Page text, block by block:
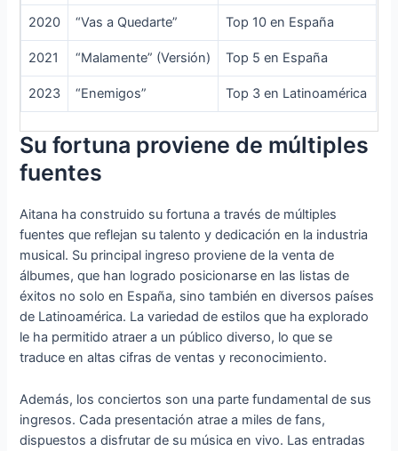
2020 “Vas a Quedarte” Top 10 en España
2021 “Malamente” (Versión) Top 5 en España
2023 “Enemigos” Top 3 en Latinoamérica
Su fortuna proviene de múltiples
fuentes
Aitana ha construido su fortuna a través de múltiples
fuentes que reflejan su talento y dedicación en la industria
musical. Su principal ingreso proviene de la venta de
álbumes, que han logrado posicionarse en las listas de
éxitos no solo en España, sino también en diversos países
de Latinoamérica. La variedad de estilos que ha explorado
le ha permitido atraer a un público diverso, lo que se
traduce en altas cifras de ventas y reconocimiento.
Además, los conciertos son una parte fundamental de sus
ingresos. Cada presentación atrae a miles de fans,
dispuestos a disfrutar de su música en vivo. Las entradas